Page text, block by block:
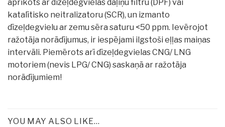
aprīkots ar dīzeļdegvielas daļiņu filtru (DPF) vai
katalītisko neitralizatoru (SCR), un izmanto
dīzeļdegvielu ar zemu sēra saturu <50 ppm. Ievērojot
ražotāja norādījumus, ir iespējami ilgstoši eļļas maiņas
intervāli. Piemērots arī dīzeļdegvielas CNG/ LNG
motoriem (nevis LPG/ CNG) saskaņā ar ražotāja
norādījumiem!
YOU MAY ALSO LIKE…